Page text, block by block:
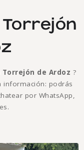
Torrejón de Ardoz ?
información: podrás
por WhatsApp,